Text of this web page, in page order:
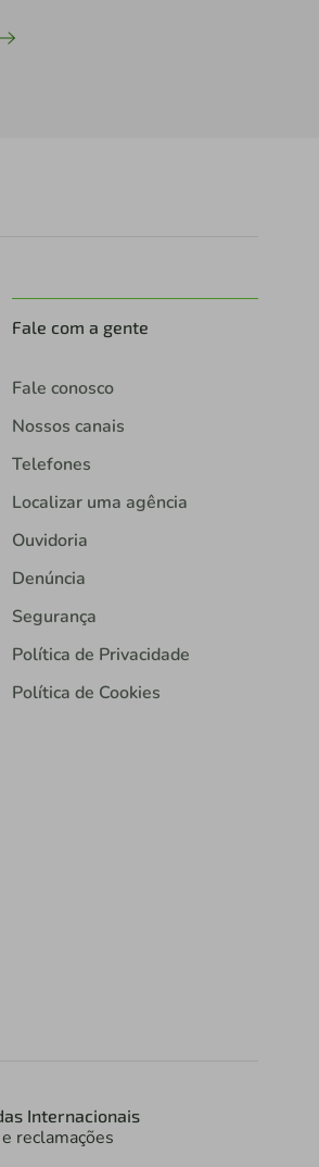
Fale com a gente
Fale conosco
Nossos canais
Telefones
Localizar uma agência
Ouvidoria
Denúncia
Segurança
Política de Privacidade
Política de Cookies
Internacionais
reclamações